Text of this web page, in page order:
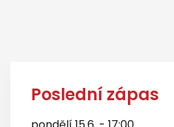
Poslední zápas